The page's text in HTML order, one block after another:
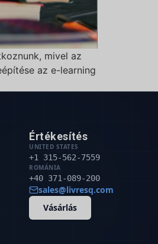
mivel az
az e-learning
Értékesítés
UNITED STATES
+1 315-562-7559
ROMÁNIA
+40 371-089-200
sales@livresq.com
Vásárlás